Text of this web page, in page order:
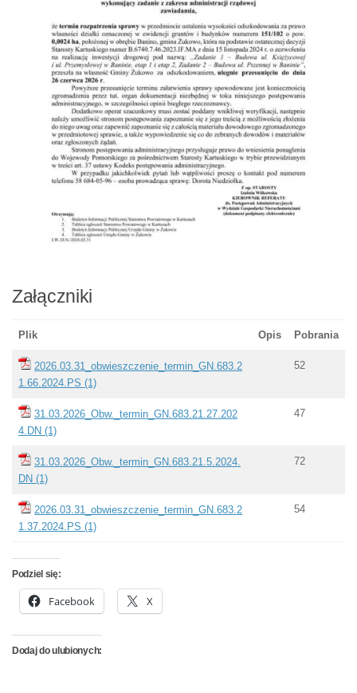
Załączniki
Plik Opis Pobrania
2026.03.31_obwieszczenie_termin_GN.683.2
1.66.2024.PS (1)
52
31.03.2026_Obw._termin_GN.683.21.27.202
4.DN (1)
47
31.03.2026_Obw._termin_GN.683.21.5.2024.
DN (1)
72
2026.03.31_obwieszczenie_termin_GN.683.2
1.37.2024.PS (1)
54
Podziel się:
Facebook X
Dodaj do ulubionych: